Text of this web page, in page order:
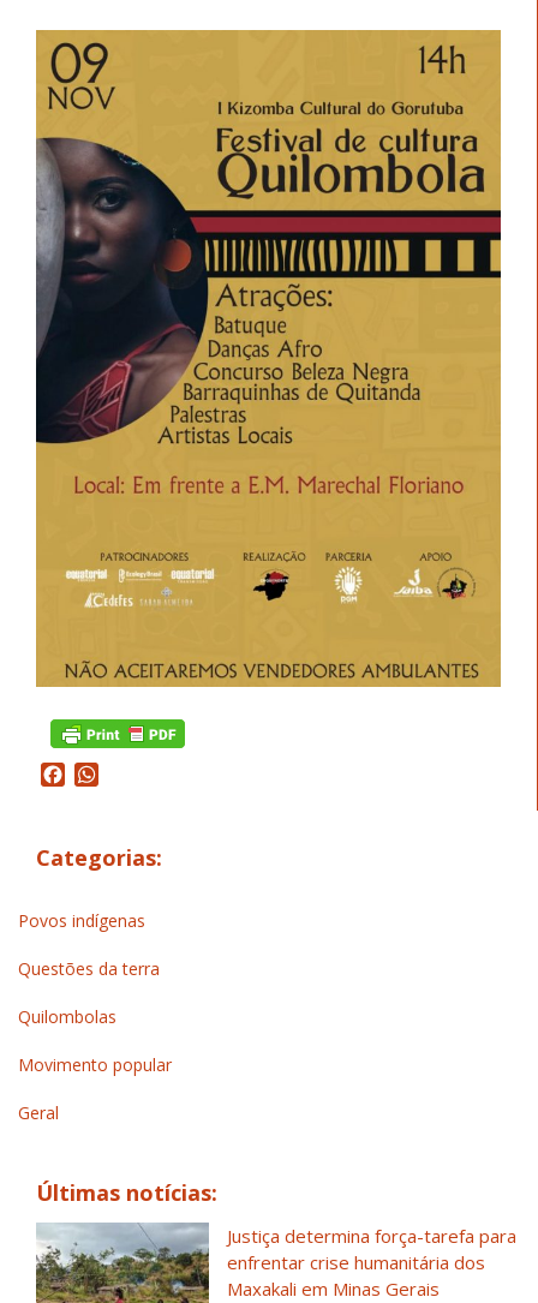
Facebook
Categorias:
Povos indígenas
Questões da terra
Quilombolas
Movimento popular
Geral
Últimas notícias:
Justiça determina força-tarefa para
enfrentar crise humanitária dos
Maxakali em Minas Gerais